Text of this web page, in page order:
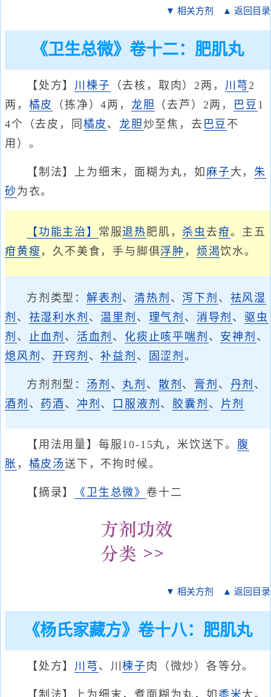
▼ 相关方剂 ▲ 返回目录
《卫生总微》卷十二：肥肌丸
【处方】 川楝子 （去核，取肉）2两， 川芎2
两， 橘皮 （拣净）4两， 龙胆 （去芦）2两， 巴豆 1
4个（去皮，同 橘皮 、 龙胆炒至焦，去 巴豆 不
用）。
【制法】上为细末，面糊为丸，如 麻子大，朱
砂 为衣。
【功能主治】 常服退热肥肌， 杀虫 去疳。主五
疳黄瘦 ，久不美食，手与脚俱浮肿 ， 烦渴饮水。
方剂类型： 解表剂 、清热剂 、 泻下剂 、 祛风湿
剂 、 祛湿利水剂 、温里剂 、 理气剂 、 消导剂 、驱虫
剂 、 止血剂 、 活血剂 、 化痰止咳平喘剂 、 安神剂 、
熄风剂 、 开窍剂 、补益剂 、 固涩剂。
方剂剂型： 汤剂 、 丸剂 、 散剂 、 膏剂 、 丹剂 、
酒剂 、 药酒 、 冲剂 、 口服液剂 、 胶囊剂 、 片剂
【用法用量】每服10-15丸，米饮送下。 腹
胀 ， 橘皮汤 送下，不拘时候。
【摘录】 《卫生总微》卷十二
▼ 相关方剂 ▲ 返回目录
《杨氏家藏方》卷十八：肥肌丸
【处方】 川芎 、川楝子 肉（微炒）各等分。
【制法】上为细末，煮面糊为丸，如 黍米大。